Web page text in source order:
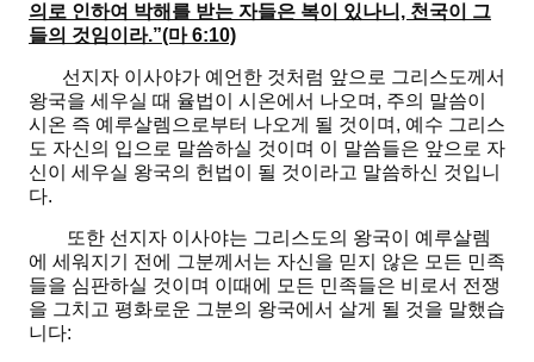
의로 인하여 박해를 받는 자들은 복이 있나니, 천국이 그
들의 것임이라.”(마 6:10)
선지자 이사야가 예언한 것처럼 앞으로 그리스도께서
왕국을 세우실 때 율법이 시온에서 나오며, 주의 말씀이
시온 즉 예루살렘으로부터 나오게 될 것이며, 예수 그리스
도 자신의 입으로 말씀하실 것이며 이 말씀들은 앞으로 자
신이 세우실 왕국의 헌법이 될 것이라고 말씀하신 것입니
다.
또한 선지자 이사야는 그리스도의 왕국이 예루살렘
에 세워지기 전에 그분께서는 자신을 믿지 않은 모든 민족
들을 심판하실 것이며 이때에 모든 민족들은 비로서 전쟁
을 그치고 평화로운 그분의 왕국에서 살게 될 것을 말했습
니다: